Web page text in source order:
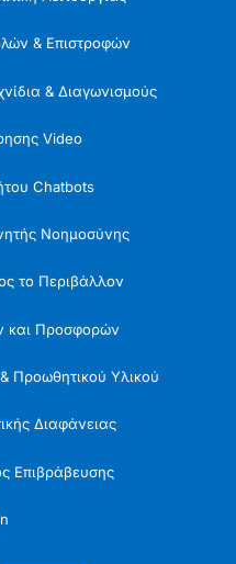
& Επιστροφών
& Διαγωνισμούς
Video
Chatbots
Νοημοσύνης
το Περιβάλλον
και Προσφορών
Προωθητικού Υλικού
Διαφάνειας
Επιβράβευσης